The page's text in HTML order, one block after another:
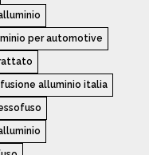
per automotive
alluminio italia